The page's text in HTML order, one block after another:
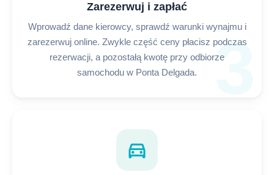
3
Zarezerwuj i zapłać
Wprowadź dane kierowcy, sprawdź warunki wynajmu i
zarezerwuj online. Zwykle część ceny płacisz podczas
rezerwacji, a pozostałą kwotę przy odbiorze
samochodu w Ponta Delgada.
directions_car